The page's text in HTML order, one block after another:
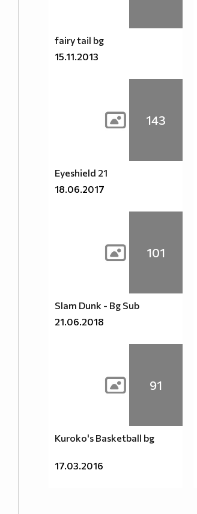
fairy tail bg
15.11.2013
143
Eyeshield 21
18.06.2017
101
Slam Dunk - Bg Sub
21.06.2018
91
Kuroko's Basketball bg
17.03.2016